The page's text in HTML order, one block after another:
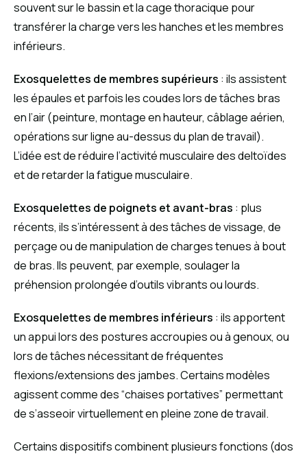
souvent sur le bassin et la cage thoracique pour
transférer la charge vers les hanches et les membres
inférieurs.
Exosquelettes de membres supérieurs : ils assistent
les épaules et parfois les coudes lors de tâches bras
en l’air (peinture, montage en hauteur, câblage aérien,
opérations sur ligne au-dessus du plan de travail).
L’idée est de réduire l’activité musculaire des deltoïdes
et de retarder la fatigue musculaire.
Exosquelettes de poignets et avant-bras : plus
récents, ils s’intéressent à des tâches de vissage, de
perçage ou de manipulation de charges tenues à bout
de bras. Ils peuvent, par exemple, soulager la
préhension prolongée d’outils vibrants ou lourds.
Exosquelettes de membres inférieurs : ils apportent
un appui lors des postures accroupies ou à genoux, ou
lors de tâches nécessitant de fréquentes
flexions/extensions des jambes. Certains modèles
agissent comme des “chaises portatives” permettant
de s’asseoir virtuellement en pleine zone de travail.
Certains dispositifs combinent plusieurs fonctions (dos